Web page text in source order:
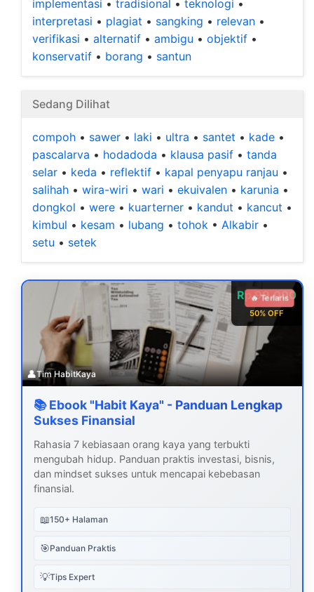
implementasi • tradisional • teknologi •
interpretasi • plagiat • sangking • relevan •
verifikasi • alternatif • ambigu • objektif •
konservatif • borang • santun
Sedang Dilihat
compoh • sawer • laki • ultra • santet • kade •
pascalarva • hodadoda • klausa pasif • tanda
selar • keda • reflektif • kapal penyapu ranjau •
salihah • wira-wiri • wari • ekuivalen • karunia •
dongkol • were • kuarterner • kandut • kancut •
kimbul • kesam • lubang • tohok • Alkabir •
setu • setek
Rp 99.000
50% OFF
🔥 Terlaris
👤Tim HabitKaya
📚 Ebook "Habit Kaya" - Panduan Lengkap
Sukses Finansial
Rahasia 7 kebiasaan orang kaya yang terbukti
mengubah hidup. Panduan praktis investasi, bisnis,
dan mindset sukses untuk mencapai kebebasan
finansial.
📖150+ Halaman
🎯Panduan Praktis
💡Tips Expert